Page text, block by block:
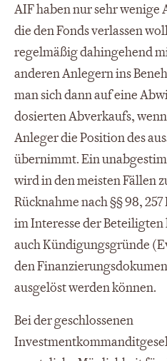
AIF haben nur sehr wenige
die den Fonds verlassen
regelmäßig dahingehend
anderen Anlegern ins
man sich dann auf eine
dosierten Abverkaufs,
Anleger die Position des
übernimmt. Ein
wird in den meisten Fällen
Rücknahme nach §§ 98,
im Interesse der
auch Kündigungsgründe
den
ausgelöst werden können.
Bei der geschlossenen